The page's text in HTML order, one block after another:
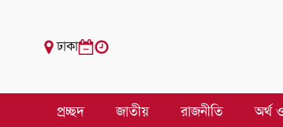
ঢাকা
প্রচ্ছদ জাতীয় রাজনীতি অর্থ